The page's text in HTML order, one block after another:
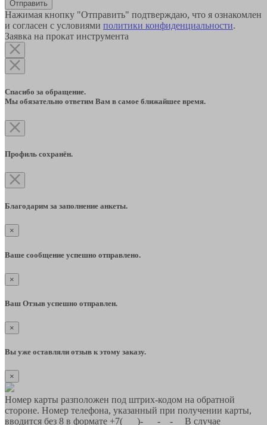
Отправить
Нажимая кнопку "Отправить" подтверждаю, что я ознакомлен
и согласен с условиями политики конфиденциальности.
Заявка на прокат инструмента
Спасибо за обращение.
Мы обязательно ответим Вам в самое ближайшее время.
Профиль сохранён.
Благодарим за заполнение анкеты.
×
Ваше сообщение успешно отправлено.
×
Ваш Отзыв успешно отправлен.
×
Вы уже оставляли отзыв к этому заказу.
×
Номер карты разположен под штрих-кодом на обратной
стороне. Номер телефона, указанный при получении карты,
вводится без 8 в формате +7(___)-___-__-__ В случае